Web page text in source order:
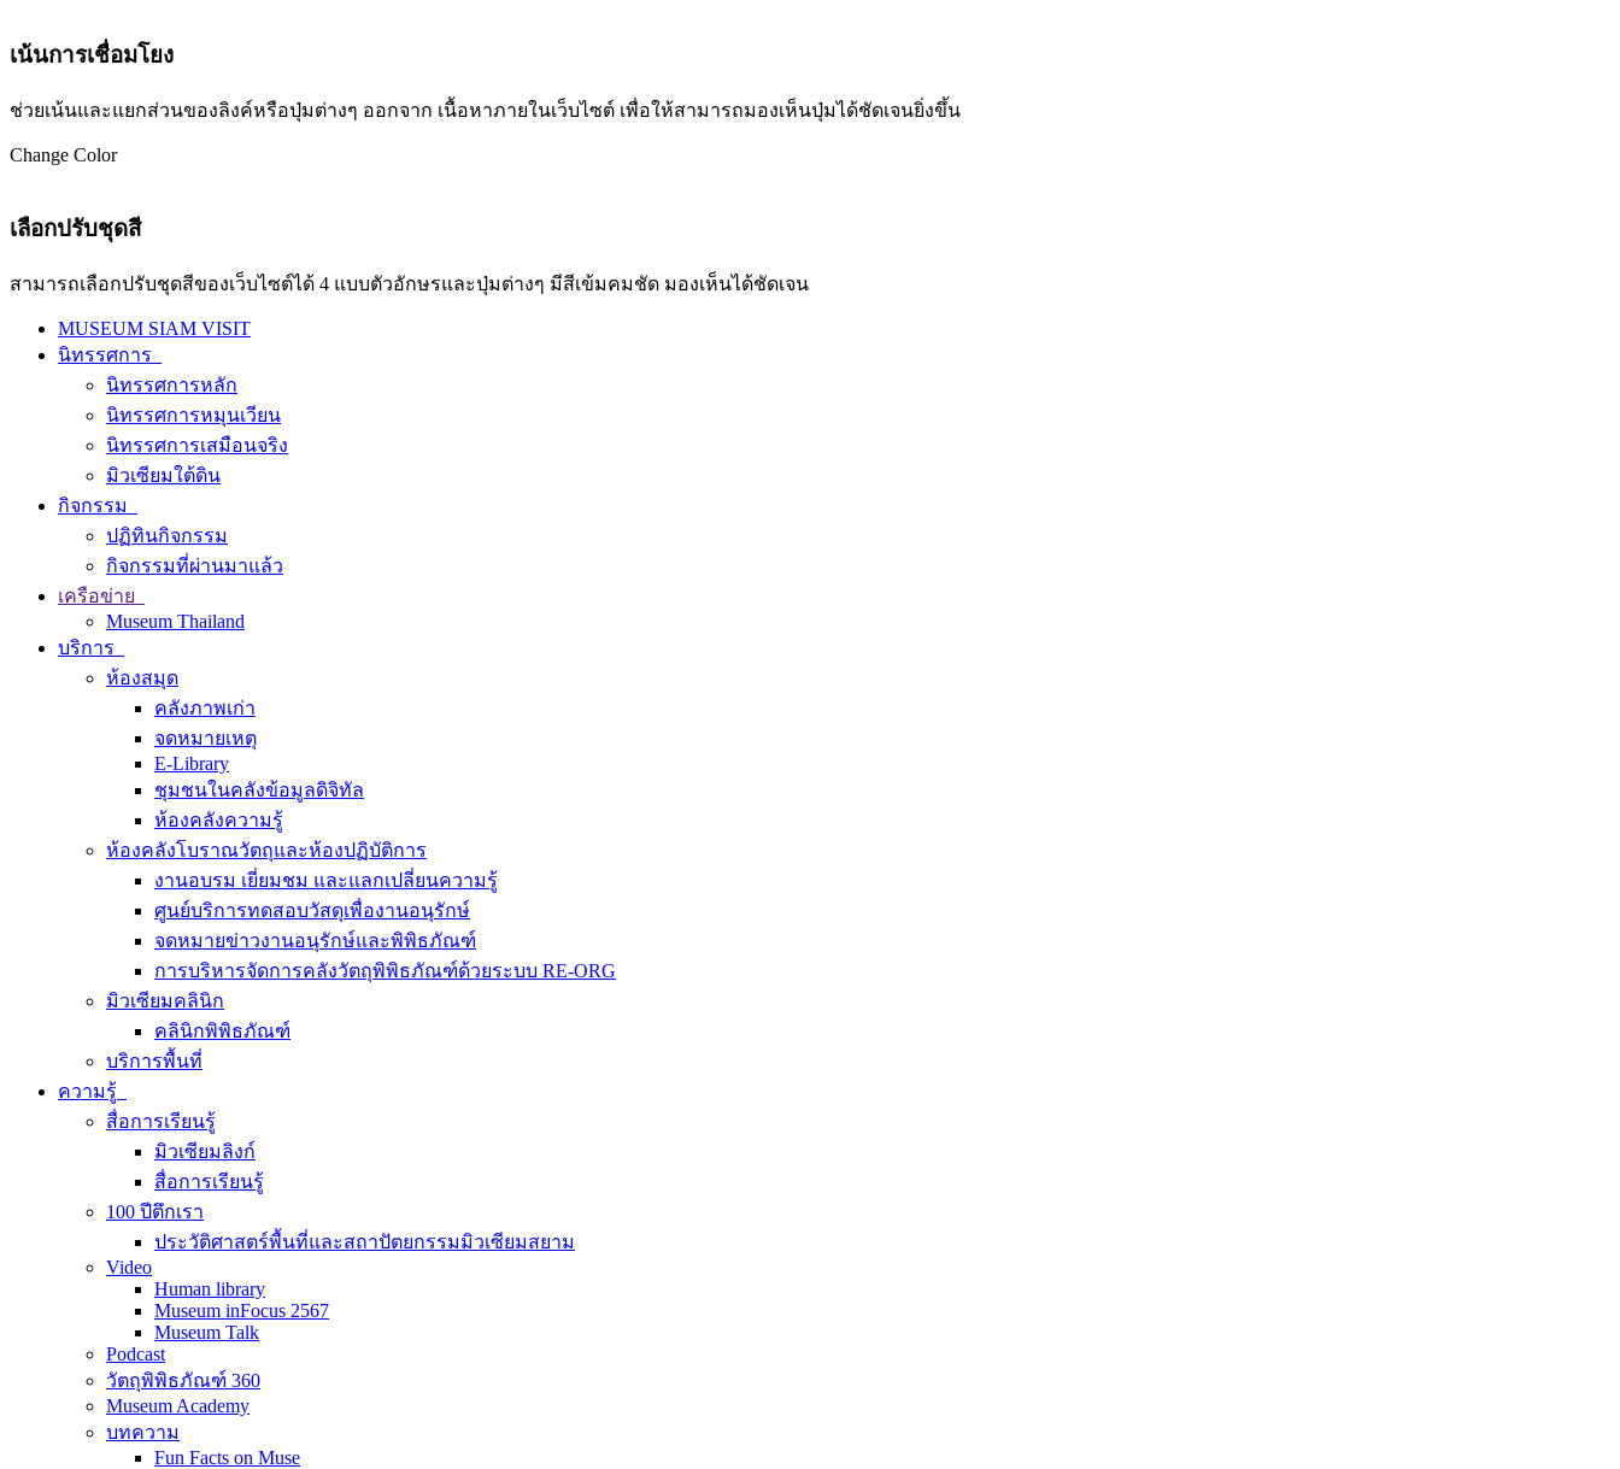
เน้นการเชื่อมโยง
ช่วยเน้นและแยกส่วนของลิงค์หรือปุ่มต่างๆ ออกจาก เนื้อหาภายในเว็บไซต์ เพื่อให้สามารถมองเห็นปุ่มได้ชัดเจนยิ่งขึ้น
Change Color
เลือกปรับชุดสี
สามารถเลือกปรับชุดสีของเว็บไซต์ได้ 4 แบบตัวอักษรและปุ่มต่างๆ มีสีเข้มคมชัด มองเห็นได้ชัดเจน
MUSEUM SIAM VISIT
นิทรรศการ
นิทรรศการหลัก
นิทรรศการหมุนเวียน
นิทรรศการเสมือนจริง
มิวเซียมใต้ดิน
กิจกรรม
ปฏิทินกิจกรรม
กิจกรรมที่ผ่านมาแล้ว
เครือข่าย
Museum Thailand
บริการ
ห้องสมุด
คลังภาพเก่า
จดหมายเหตุ
E-Library
ชุมชนในคลังข้อมูลดิจิทัล
ห้องคลังความรู้
ห้องคลังโบราณวัตถุและห้องปฏิบัติการ
งานอบรม เยี่ยมชม และแลกเปลี่ยนความรู้
ศูนย์บริการทดสอบวัสดุเพื่องานอนุรักษ์
จดหมายข่าวงานอนุรักษ์และพิพิธภัณฑ์
การบริหารจัดการคลังวัตถุพิพิธภัณฑ์ด้วยระบบ RE-ORG
มิวเซียมคลินิก
คลินิกพิพิธภัณฑ์
บริการพื้นที่
ความรู้
สื่อการเรียนรู้
มิวเซียมลิงก์
สื่อการเรียนรู้
100 ปีตึกเรา
ประวัติศาสตร์พื้นที่และสถาปัตยกรรมมิวเซียมสยาม
Video
Human library
Museum inFocus 2567
Museum Talk
Podcast
วัตถุพิพิธภัณฑ์ 360
Museum Academy
บทความ
Fun Facts on Muse